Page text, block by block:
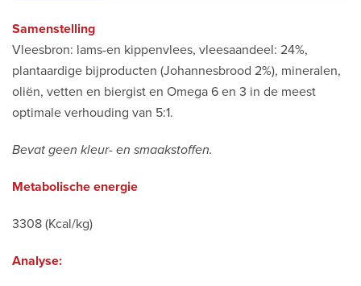
Samenstelling
Vleesbron: lams-en kippenvlees, vleesaandeel: 24%,
plantaardige bijproducten (Johannesbrood 2%), mineralen,
oliën, vetten en biergist en Omega 6 en 3 in de meest
optimale verhouding van 5:1.
Bevat geen kleur- en smaakstoffen.
Metabolische energie
3308 (Kcal/kg)
Analyse: